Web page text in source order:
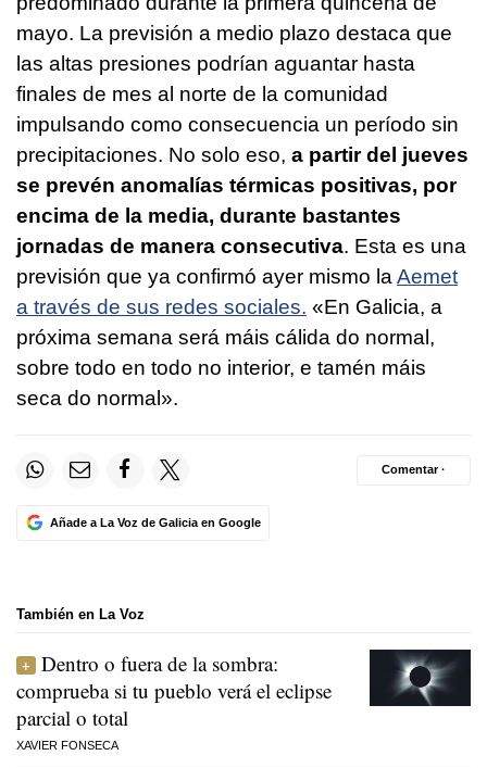
mayo. La previsión a medio plazo destaca que
las altas presiones podrían aguantar hasta
finales de mes al norte de la comunidad
impulsando como consecuencia un período sin
precipitaciones. No solo eso, a partir del jueves
se prevén anomalías térmicas positivas, por
encima de la media, durante bastantes
jornadas de manera consecutiva. Esta es una
previsión que ya confirmó ayer mismo la Aemet
a través de sus redes sociales. «En Galicia, a
próxima semana será máis cálida do normal,
sobre todo en todo no interior, e tamén máis
seca do normal».
Añade a La Voz de Galicia en Google
Comentar ·
También en La Voz
Dentro o fuera de la sombra:
comprueba si tu pueblo verá el eclipse
parcial o total
XAVIER FONSECA